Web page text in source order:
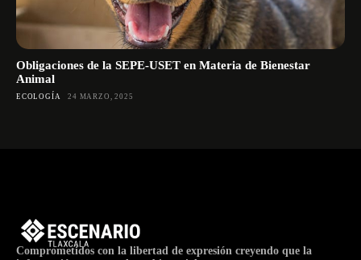
Obligaciones de la SEPE-USET en Materia de Bienestar
Animal
ECOLOGÍA 24 MARZO, 2025
Comprometidos con la libertad de expresión creyendo que la